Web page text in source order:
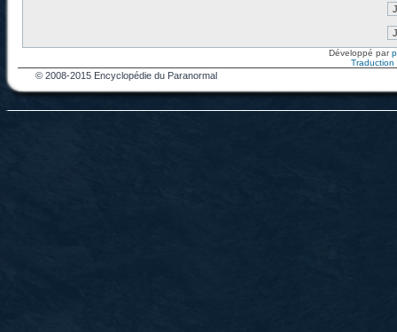
Développé par
Traduction
© 2008-2015 Encyclopédie du Paranormal